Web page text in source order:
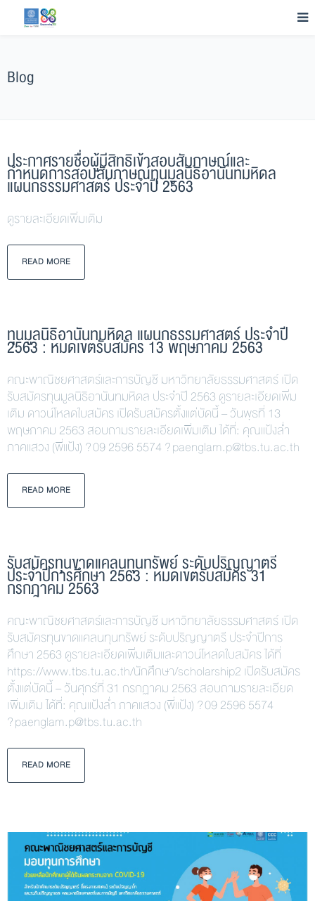
Blog
ประกาศรายชื่อผู้มีสิทธิเข้าสอบสัมภาษณ์และ
กำหนดการสอบสัมภาษณ์ทุนมูลนิธิอานันทมหิดล
แผนกธรรมศาสตร์ ประจำปี 2563
ดูรายละเอียดเพิ่มเติม
READ MORE
ทุนมูลนิธิอานันทมหิดล แผนกธรรมศาสตร์ ประจำปี
2563 : หมดเขตรับสมัคร 13 พฤษภาคม 2563
คณะพาณิชยศาสตร์และการบัญชี มหาวิทยาลัยธรรมศาสตร์ เปิด
รับสมัครทุนมูลนิธิอานันทมหิดล ประจำปี 2563 ดูรายละเอียดเพิ่ม
เติม ดาวน์โหลดใบสมัคร เปิดรับสมัครตั้งแต่บัดนี้ – วันพุธที่ 13
พฤษภาคม 2563 สอบถามรายละเอียดเพิ่มเติม ได้ที่: คุณแป้งล่ำ
ภาคแสวง (พี่แป้ง) ? 09 2596 5574 ? paenglam.p@tbs.tu.ac.th
READ MORE
รับสมัครทุนขาดแคลนทุนทรัพย์ ระดับปริญญาตรี
ประจำปีการศึกษา 2563 : หมดเขตรับสมัคร 31
กรกฎาคม 2563
คณะพาณิชยศาสตร์และการบัญชี มหาวิทยาลัยธรรมศาสตร์ เปิด
รับสมัครทุนขาดแคลนทุนทรัพย์ ระดับปริญญาตรี ประจำปีการ
ศึกษา 2563 ดูรายละเอียดเพิ่มเติมและดาวน์โหลดใบสมัคร ได้ที่
https://www.tbs.tu.ac.th/นักศึกษา/scholarship2 เปิดรับสมัคร
ตั้งแต่บัดนี้ – วันศุกร์ที่ 31 กรกฏาคม 2563 สอบถามรายละเอียด
เพิ่มเติม ได้ที่: คุณแป้งล่ำ ภาคแสวง (พี่แป้ง) ? 09 2596 5574
? paenglam.p@tbs.tu.ac.th
READ MORE